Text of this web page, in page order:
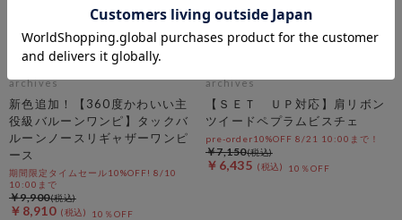
archives
新色追加！【360度かわいい主
役級バルーンワンピ】タックバ
ルーンノースリギャザーワンピ
ース
期間限定タイムセール10%OFF! 8/10
10:00まで
￥8,910 10％OFF
￥9,900
archives
【ＳＥＴ ＵＰ対応】肩リボン
ツイードペプラムビスチェ
pre-order10%OFF 8/21 10:00まで！
￥6,435 10％OFF
￥7,150